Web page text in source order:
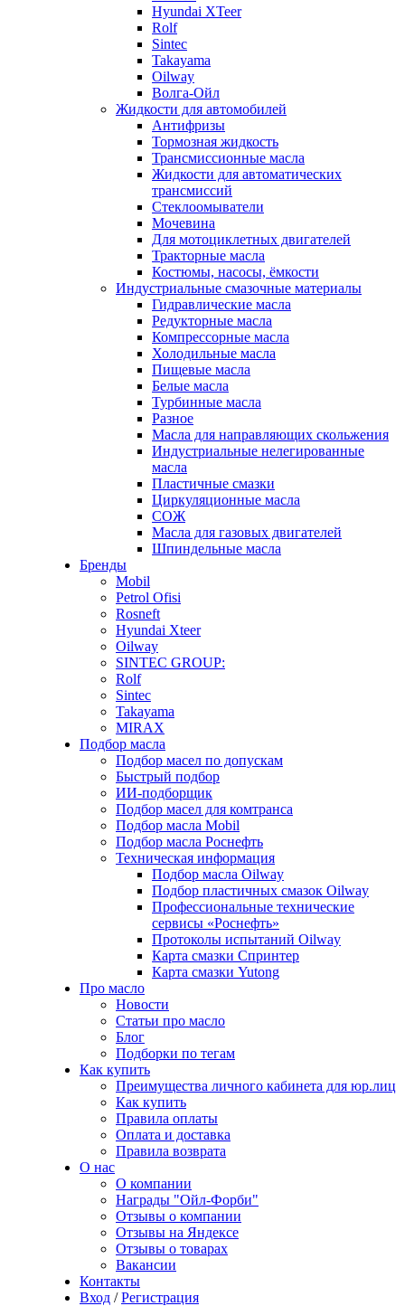
Hyundai XTeer
Rolf
Sintec
Takayama
Oilway
Волга-Ойл
Жидкости для автомобилей
Антифризы
Тормозная жидкость
Трансмиссионные масла
Жидкости для автоматических
трансмиссий
Стеклоомыватели
Мочевина
Для мотоциклетных двигателей
Тракторные масла
Костюмы, насосы, ёмкости
Индустриальные смазочные материалы
Гидравлические масла
Редукторные масла
Компрессорные масла
Холодильные масла
Пищевые масла
Белые масла
Турбинные масла
Разное
Масла для направляющих скольжения
Индустриальные нелегированные
масла
Пластичные смазки
Циркуляционные масла
СОЖ
Масла для газовых двигателей
Шпиндельные масла
Бренды
Mobil
Petrol Ofisi
Rosneft
Hyundai Xteer
Oilway
SINTEC GROUP:
Rolf
Sintec
Takayama
MIRAX
Подбор масла
Подбор масел по допускам
Быстрый подбор
ИИ-подборщик
Подбор масел для комтранса
Подбор масла Mobil
Подбор масла Роснефть
Техническая информация
Подбор масла Oilway
Подбор пластичных смазок Oilway
Профессиональные технические
сервисы «Роснефть»
Протоколы испытаний Oilway
Карта смазки Спринтер
Карта смазки Yutong
Про масло
Новости
Статьи про масло
Блог
Подборки по тегам
Как купить
Преимущества личного кабинета для юр.лиц
Как купить
Правила оплаты
Оплата и доставка
Правила возврата
О нас
О компании
Награды "Ойл-Форби"
Отзывы о компании
Отзывы на Яндексе
Отзывы о товарах
Вакансии
Контакты
Вход / Регистрация